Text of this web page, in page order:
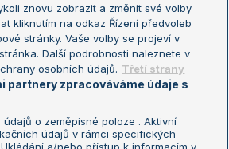
znovu zobrazit a změnit své volby
kliknutím na odkaz Řízení předvoleb
stránky. Vaše volby se projeví v
Další podrobnosti naleznete v
osobních údajů. Třetí strany
partnery zpracováváme údaje s
o zeměpisné poloze . Aktivní
údajů v rámci specifických